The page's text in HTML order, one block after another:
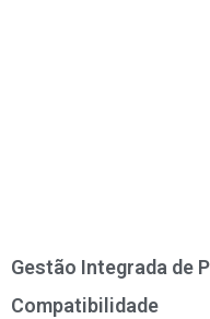
Gestão Integrada de
Compatibilidade